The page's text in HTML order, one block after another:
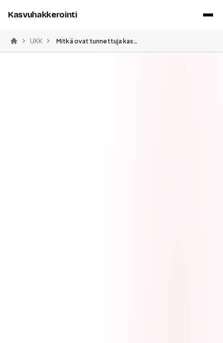
Kasvuhakkerointi
Etusivu
UKK Mitkä ovat tunnettuja kasvuhakkerointiesimerkkejä